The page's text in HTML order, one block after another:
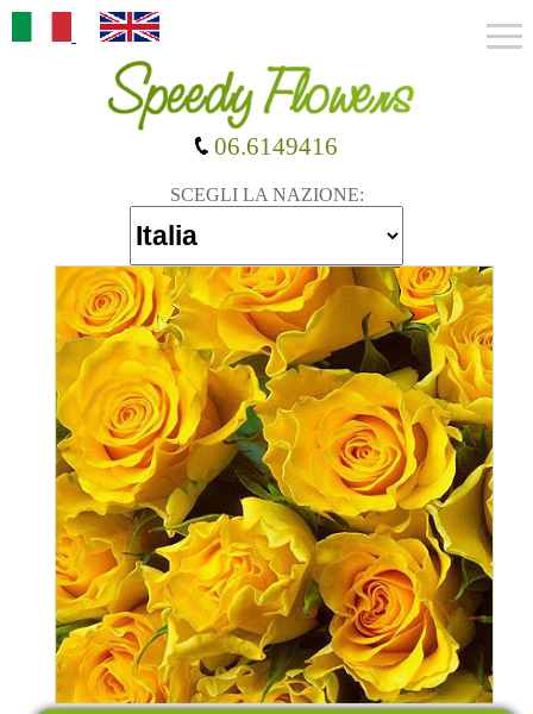
SCEGLI LA NAZIONE:
06.6149416